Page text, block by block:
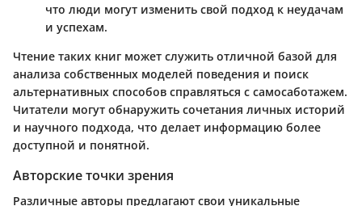
что люди могут изменить свой подход к неудачам
и успехам.
Чтение таких книг может служить отличной базой для
анализа собственных моделей поведения и поиск
альтернативных способов справляться с самосаботажем.
Читатели могут обнаружить сочетания личных историй
и научного подхода, что делает информацию более
доступной и понятной.
Авторские точки зрения
Различные авторы предлагают свои уникальные